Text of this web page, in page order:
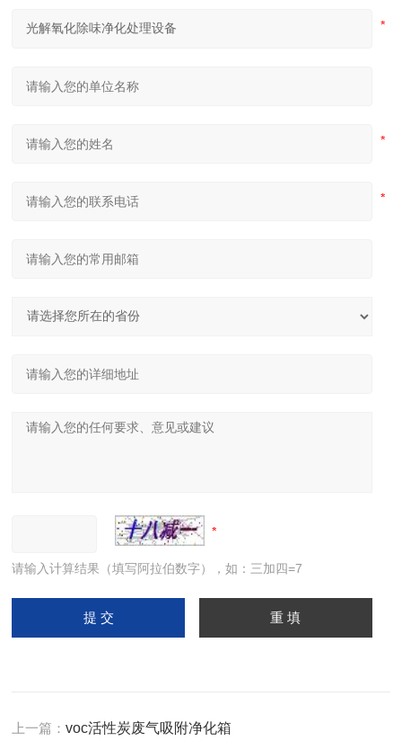
请输入计算结果（填写阿拉伯数字），如：三加四=7
上一篇：voc活性炭废气吸附净化箱